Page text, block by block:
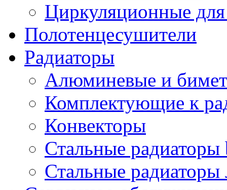
Циркуляционные для
Полотенцесушители
Радиаторы
Алюминевые и
Комплектующие к
Конвекторы
Стальные радиаторы
Стальные радиаторы